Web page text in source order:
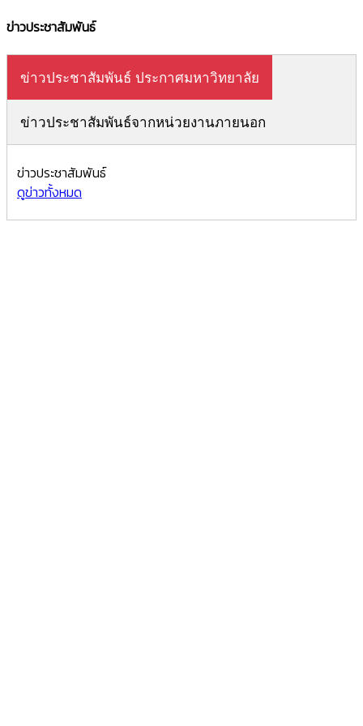
ข่าวประชาสัมพันธ์
ข่าวประชาสัมพันธ์ ประกาศมหาวิทยาลัย
ข่าวประชาสัมพันธ์จากหน่วยงานภายนอก
ข่าวประชาสัมพันธ์
ดูข่าวทั้งหมด